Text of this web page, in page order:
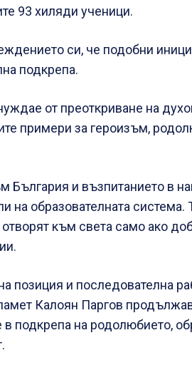
93 хиляди ученици.
си, че подобни
подкрепа.
от преоткриване на
примери за героизъм,
България и възпитанието в
на образователната система.
към света само ако
позиция и последователна
Калоян Паргов
в подкрепа на родолюбието,